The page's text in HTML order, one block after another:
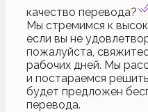
качество перевода?
Мы стремимся к
если вы не
пожалуйста,
рабочих дней. Мы
и постараемся
будет предложен
перевода.